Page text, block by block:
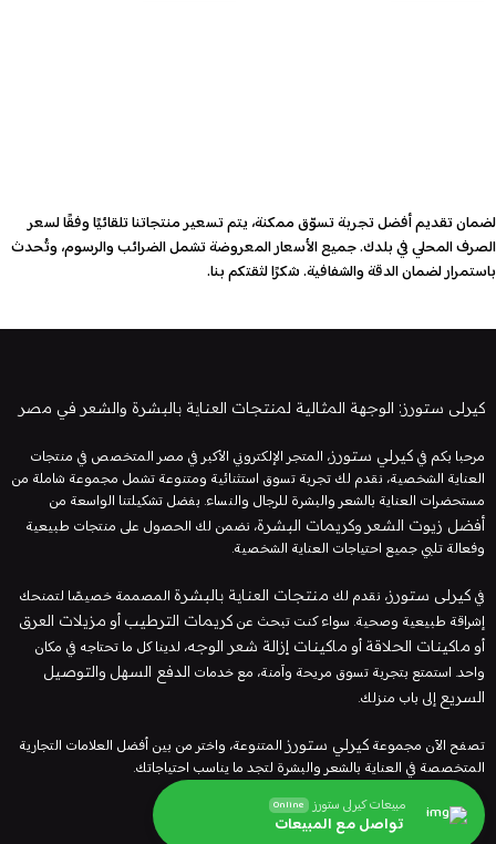
لضمان تقديم أفضل تجربة تسوّق ممكنة، يتم تسعير منتجاتنا تلقائيًا وفقًا لسعر
الصرف المحلي في بلدك. جميع الأسعار المعروضة تشمل الضرائب والرسوم، وتُحدث
باستمرار لضمان الدقة والشفافية. شكرًا لثقتكم بنا.
كيرلى ستورز: الوجهة المثالية لمنتجات العناية بالبشرة والشعر في مصر
مرحبا بكم في كيرلي ستورز، المتجر الإلكتروني الأكبر في مصر المتخصص في منتجات
العناية الشخصية، نقدم لك تجربة تسوق استثنائية ومتنوعة تشمل مجموعة شاملة من
مستحضرات العناية بالشعر والبشرة للرجال والنساء. بفضل تشكيلتنا الواسعة من
أفضل زيوت الشعروكريمات البشرة، نضمن لك الحصول على منتجات طبيعية
وفعالة تلبي جميع احتياجات العناية الشخصية.
في كيرلى ستورز، نقدم لك منتجات العناية بالبشرة المصممة خصيصًا لتمنحك
إشراقة طبيعية وصحية. سواء كنت تبحث عن كريمات الترطيب أو مزيلات العرق
أو ماكينات الحلاقة أو ماكينات إزالة شعر الوجه، لدينا كل ما تحتاجه في مكان
واحد. استمتع بتجربة تسوق مريحة وآمنة، مع خدمات الدفع السهل والتوصيل
السريع إلى باب منزلك.
تصفح الآن مجموعة كيرلي ستورزالمتنوعة، واختر من بين أفضل العلامات التجارية
المتخصصة في العناية بالشعر والبشرة لتجد ما يناسب احتياجاتك.
مبيعات كيرلى ستورز Online
تواصل مع المبيعات